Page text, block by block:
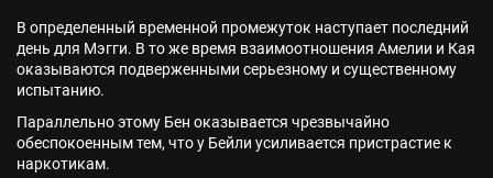
В определенный временной промежуток наступает последний
день для Мэгги. В то же время взаимоотношения Амелии и Кая
оказываются подверженными серьезному и существенному
испытанию.
Параллельно этому Бен оказывается чрезвычайно
обеспокоенным тем, что у Бейли усиливается пристрастие к
наркотикам.